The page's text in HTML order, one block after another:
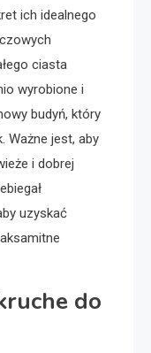
ich idealnego
ciasta
wyrobione i
budyń, który
Ważne jest, aby
i dobrej
uzyskać
do